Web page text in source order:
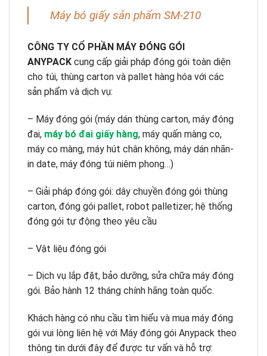
Máy bó giấy sản phẩm SM-210
CÔNG TY CỔ PHẦN MÁY ĐÓNG GÓI
ANYPACK cung cấp giải pháp đóng gói toàn diện
cho túi, thùng carton và pallet hàng hóa với các
sản phẩm và dịch vụ:
– Máy đóng gói (máy dán thùng carton, máy đóng
đai, máy bó đai giấy hàng, máy quấn màng co,
máy co màng, máy hút chân không, máy dán nhãn-
in date, máy đóng túi niêm phong…)
– Giải pháp đóng gói: dây chuyền đóng gói thùng
carton, đóng gói pallet, robot palletizer; hệ thống
đóng gói tự động theo yêu cầu
– Vật liệu đóng gói
– Dịch vụ lắp đặt, bảo dưỡng, sửa chữa máy đóng
gói. Bảo hành 12 tháng chính hãng toàn quốc.
Khách hàng có nhu cầu tìm hiểu và mua máy đóng
gói vui lòng liên hệ với Máy đóng gói Anypack theo
thông tin dưới đây để được tư vấn và hỗ trợ: